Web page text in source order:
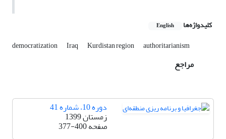
کلیدواژه‌ها English
democratization Iraq Kurdistan region authoritarianism
مراجع
دوره 10، شماره 41
زمستان 1399
صفحه377-400